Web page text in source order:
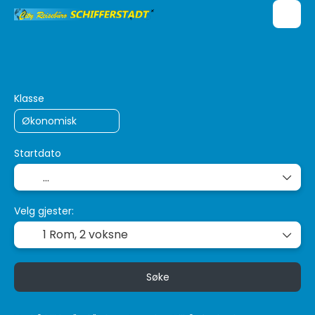
Klasse
Startdato
Velg gjester:
1 Rom,2 voksne
Søke